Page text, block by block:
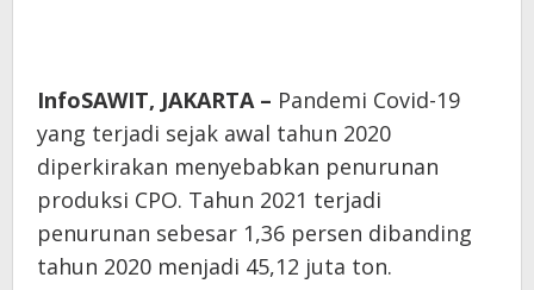
InfoSAWIT, JAKARTA – Pandemi Covid-19
yang terjadi sejak awal tahun 2020
diperkirakan menyebabkan penurunan
produksi CPO. Tahun 2021 terjadi
penurunan sebesar 1,36 persen dibanding
tahun 2020 menjadi 45,12 juta ton.